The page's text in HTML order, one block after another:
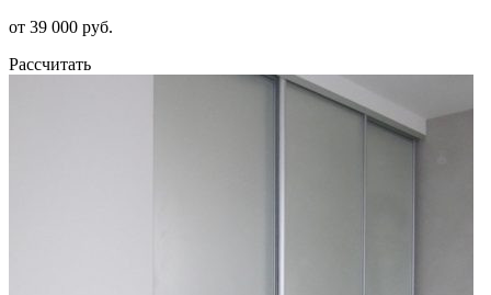
от 39 000 руб.
Рассчитать